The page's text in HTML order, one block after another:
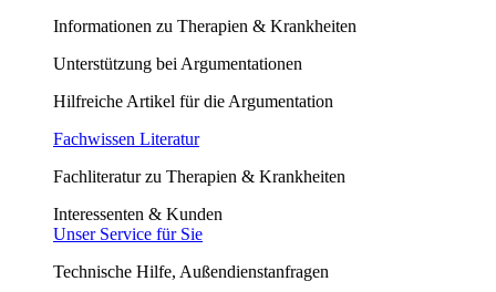
Informationen zu Therapien & Krankheiten
Unterstützung bei Argumentationen
Hilfreiche Artikel für die Argumentation
Fachwissen Literatur
Fachliteratur zu Therapien & Krankheiten
Interessenten & Kunden
Unser Service für Sie
Technische Hilfe, Außendienstanfragen